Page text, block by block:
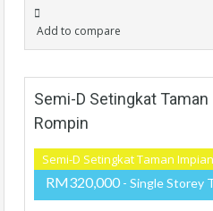
Add to compare
Semi-D Setingkat Taman
Rompin
Semi-D Setingkat Taman
RM320,000 - Single Storey